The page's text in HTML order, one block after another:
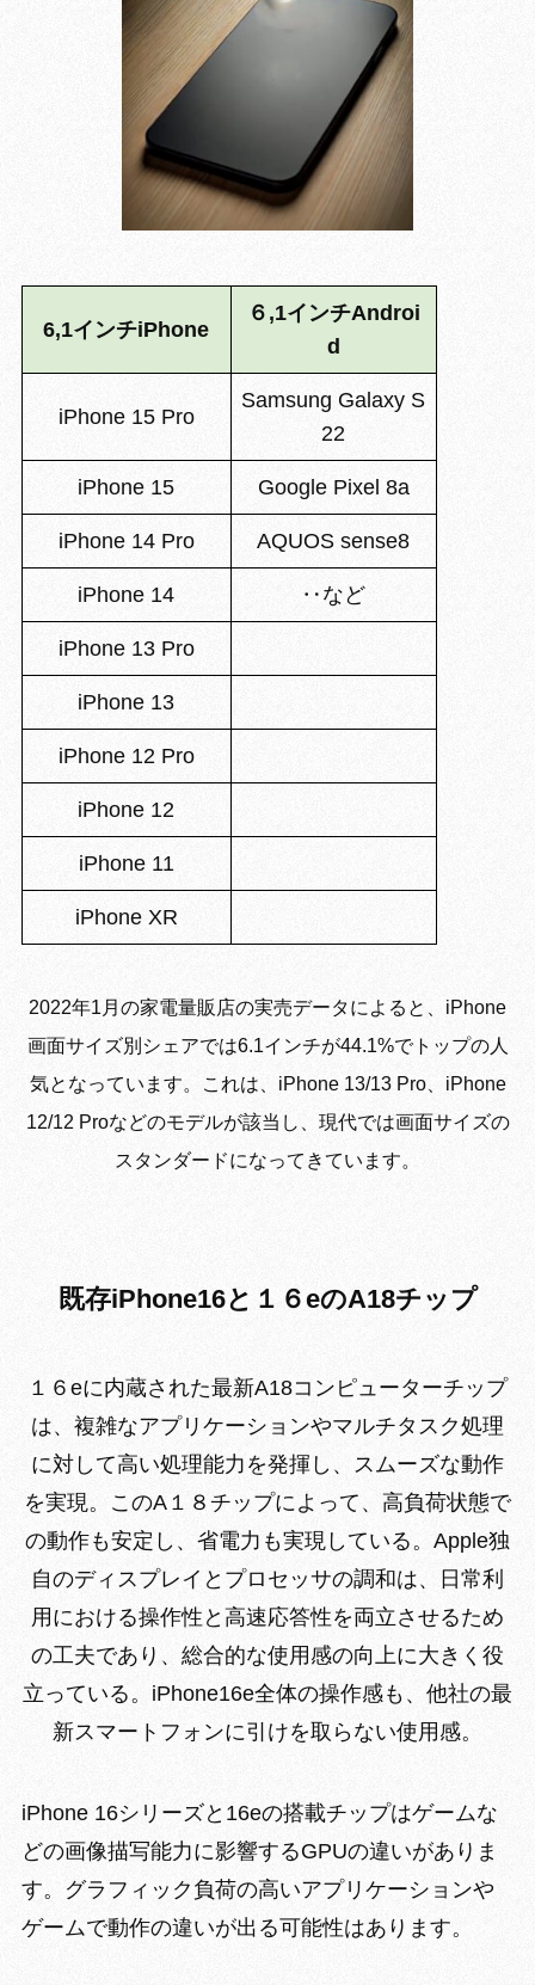
6,1インチiPhone
６,1インチAndroi
d
iPhone 15 Pro
Samsung Galaxy S
22
iPhone 15 Google Pixel 8a
iPhone 14 Pro AQUOS sense8
iPhone 14 ‥など
iPhone 13 Pro
iPhone 13
iPhone 12 Pro
iPhone 12
iPhone 11
iPhone XR
2022年1月の家電量販店の実売データによると、iPhone
画面サイズ別シェアでは6.1インチが44.1%でトップの人
気となっています。これは、iPhone 13/13 Pro、iPhone
12/12 Proなどのモデルが該当し、現代では画面サイズの
スタンダードになってきています。
既存iPhone16と１６eのA18チップ
１６eに内蔵された最新A18コンピューターチップ
は、複雑なアプリケーションやマルチタスク処理
に対して高い処理能力を発揮し、スムーズな動作
を実現。このA１８チップによって、高負荷状態で
の動作も安定し、省電力も実現している。Apple独
自のディスプレイとプロセッサの調和は、日常利
用における操作性と高速応答性を両立させるため
の工夫であり、総合的な使用感の向上に大きく役
立っている。iPhone16e全体の操作感も、他社の最
新スマートフォンに引けを取らない使用感。
iPhone 16シリーズと16eの搭載チップはゲームな
どの画像描写能力に影響するGPUの違いがありま
す。
グラフィック負荷の高いアプリケーションや
ゲームで動作の違いが出る可能性はあります。